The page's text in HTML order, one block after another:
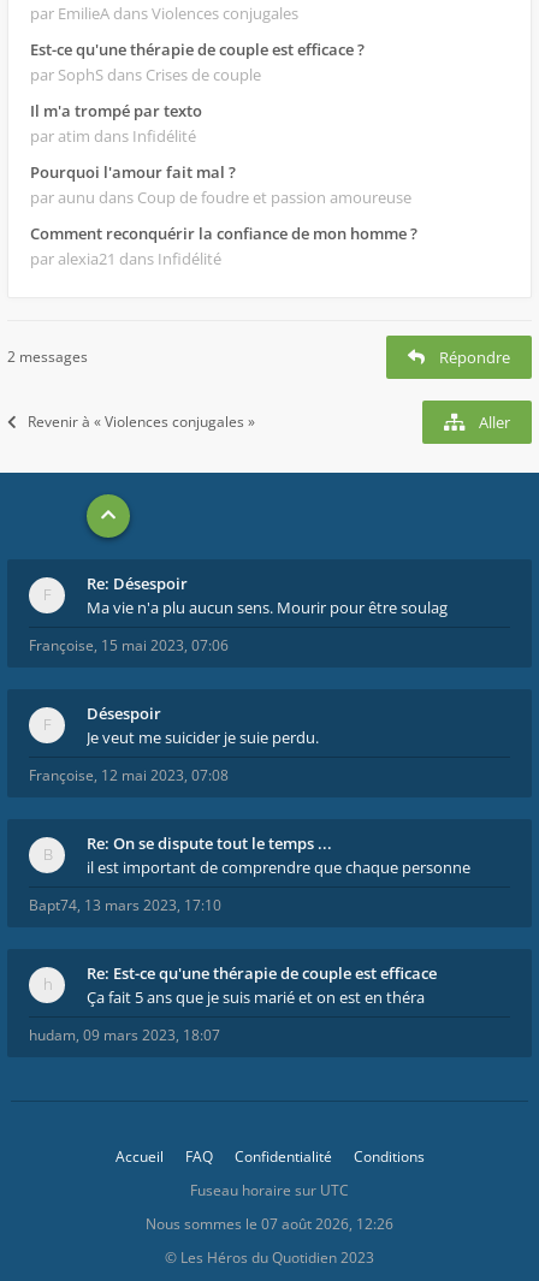
par EmilieA dans Violences conjugales
Est-ce qu'une thérapie de couple est efficace ?
par SophS dans Crises de couple
Il m'a trompé par texto
par atim dans Infidélité
Pourquoi l'amour fait mal ?
par aunu dans Coup de foudre et passion amoureuse
Comment reconquérir la confiance de mon homme ?
par alexia21 dans Infidélité
2 messages Répondre
Revenir à « Violences conjugales » Aller
Re: Désespoir
Ma vie n'a plu aucun sens. Mourir pour être soulag
Françoise, 15 mai 2023, 07:06
Désespoir
Je veut me suicider je suie perdu.
Françoise, 12 mai 2023, 07:08
Re: On se dispute tout le temps ...
il est important de comprendre que chaque personne
Bapt74, 13 mars 2023, 17:10
Re: Est-ce qu'une thérapie de couple est efficace
Ça fait 5 ans que je suis marié et on est en théra
hudam, 09 mars 2023, 18:07
Accueil FAQ Confidentialité
Conditions
Fuseau horaire sur UTC
Nous sommes le 07 août 2026, 12:26
© Les Héros du Quotidien 2023